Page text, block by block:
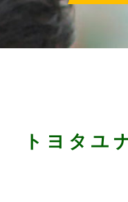
トヨタユ